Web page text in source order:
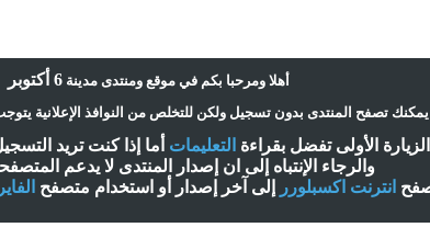
أهلا ومرحبا بكم في موقع ومنتدى مدينة6 أكتوبر
يمكنك تصفح المنتدى بدون تسجيل ولكن للتخلص من النوافذ الإعلانية
الأولى تفضل بقراءة التعليمات ما إذا كنت تريد
والرجاء الإنتباه إلى ان إصدار المنتدى لا يدعم
انترنت اكسبلورر إلى آخر إصدار أو استخدام متصفح